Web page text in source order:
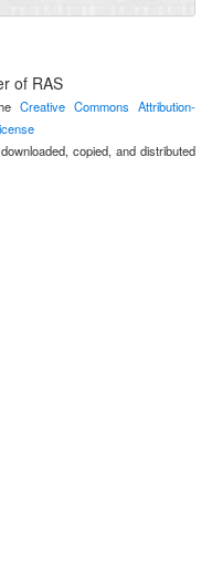
of RAS
Creative Commons Attribution-
copied, and distributed